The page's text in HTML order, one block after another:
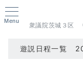
Menu
衆議院茨城３区
遊説日程一覧